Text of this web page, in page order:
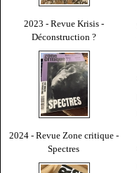
2023 - Revue Krisis -
Déconstruction ?
2024 - Revue Zone critique -
Spectres